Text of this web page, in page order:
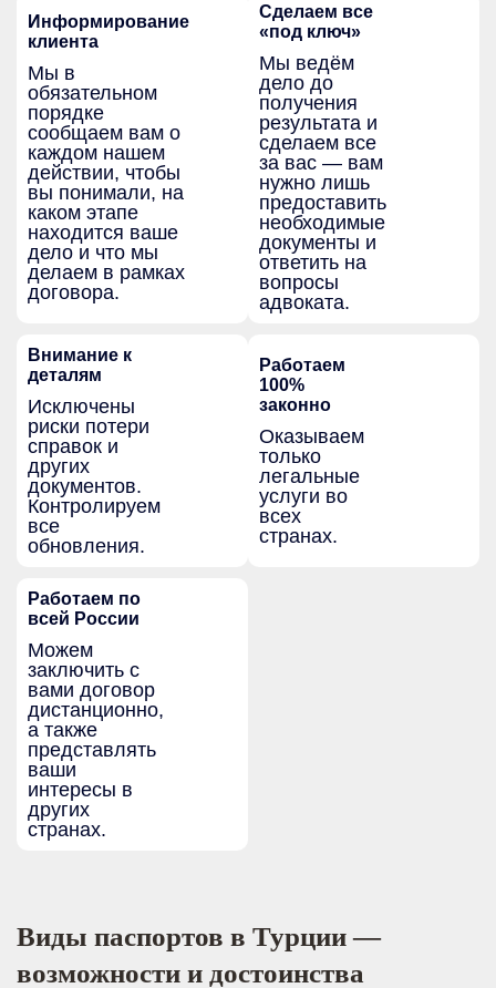
Информирование
клиента
Мы в
обязательном
порядке
сообщаем вам о
каждом нашем
действии, чтобы
вы понимали, на
каком этапе
находится ваше
дело и что мы
делаем в рамках
договора.
Сделаем все
«под ключ»
Мы ведём
дело до
получения
результата и
сделаем все
за вас — вам
нужно лишь
предоставить
необходимые
документы и
ответить на
вопросы
адвоката.
Внимание к
деталям
Исключены
риски потери
справок и
других
документов.
Контролируем
все
обновления.
Работаем
100%
законно
Оказываем
только
легальные
услуги во
всех
странах.
Работаем по
всей России
Можем
заключить с
вами договор
дистанционно,
а также
представлять
ваши
интересы в
других
странах.
Виды паспортов в Турции —
возможности и достоинства